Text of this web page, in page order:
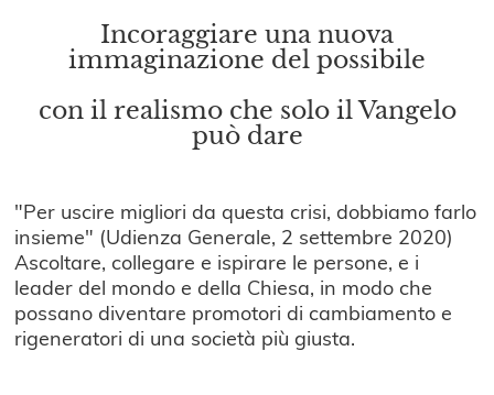
Incoraggiare una nuova
immaginazione del possibile
con il realismo che solo il Vangelo
può dare
"Per uscire migliori da questa crisi, dobbiamo farlo
insieme" (Udienza Generale, 2 settembre 2020)
Ascoltare, collegare e ispirare le persone, e i
leader del mondo e della Chiesa, in modo che
possano diventare promotori di cambiamento e
rigeneratori di una società più giusta.